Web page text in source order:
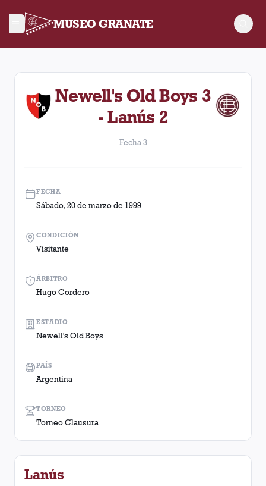
MUSEO GRANATE
Fecha 3. Partido entre Lanús y Newell's Old Boys
Newell's Old Boys 3
- Lanús 2
Fecha 3
FECHA
Sábado, 20 de marzo de 1999
ÁRBITRO
Hugo Cordero
TORNEO
Torneo Clausura
CONDICIÓN
Visitante
ESTADIO
Newell's Old Boys
PAÍS
Argentina
Lanús